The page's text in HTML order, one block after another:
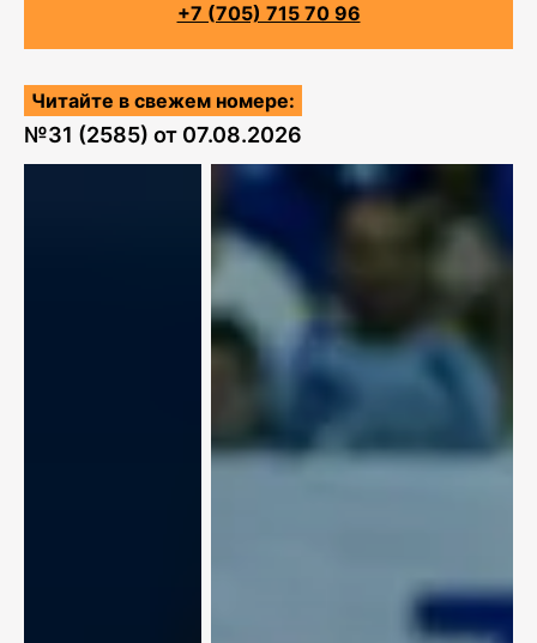
+7 (705) 715 70 96
Читайте в свежем номере:
№31 (2585) от 07.08.2026